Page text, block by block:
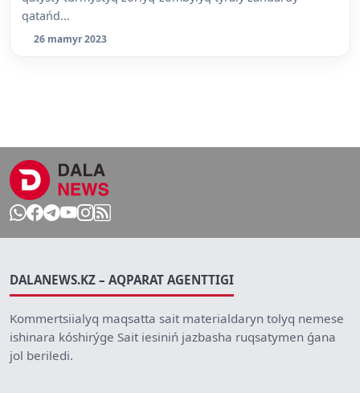
qatańd...
26 mamyr 2023
DALANEWS.KZ – AQPARAT AGENTTIGI
Kommertsiialyq maqsatta sait materialdaryn tolyq nemese
ishinara kóshirýge Sait iesiniń jazbasha ruqsatymen ǵana
jol beriledi.